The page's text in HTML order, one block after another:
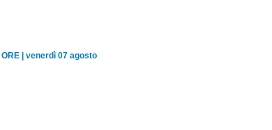
venerdì 07 agosto